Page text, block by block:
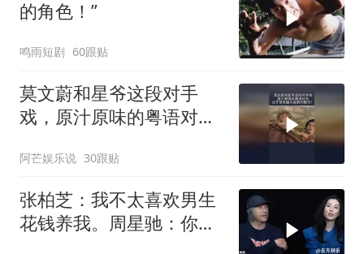
的角色！”
鸣雨短剧 60跟贴
莫文蔚和星爷这段对手
戏，原汁原味的粤语对
魅力！
阿芒娱乐说 30跟贴
张柏芝：我不太喜欢男生
花钱养我。周星驰：你不